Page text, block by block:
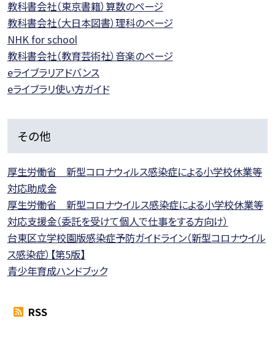
教科書会社（東京書籍）算数のページ
教科書会社（大日本図書）理科のページ
NHK for school
教科書会社（教育芸術社）音楽のページ
eライブラリアドバンス
eライブラリ使い方ガイド
その他
厚生労働省 新型コロナウィルス感染症による小学校休業等
対応助成金
厚生労働省 新型コロナウイルス感染症による小学校休業等
対応支援金（委託を受けて個人で仕事をする方向け）
台東区立学校園版感染症予防ガイドライン（新型コロナウイル
ス感染症）【第5版】
青少年育成ハンドブック
RSS